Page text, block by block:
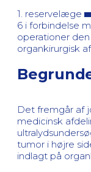
1. reservelæge
6 i forbindelse
operationer den
organkirurgisk
Det fremgår af
medicinsk
tumor i højre
indlagt på